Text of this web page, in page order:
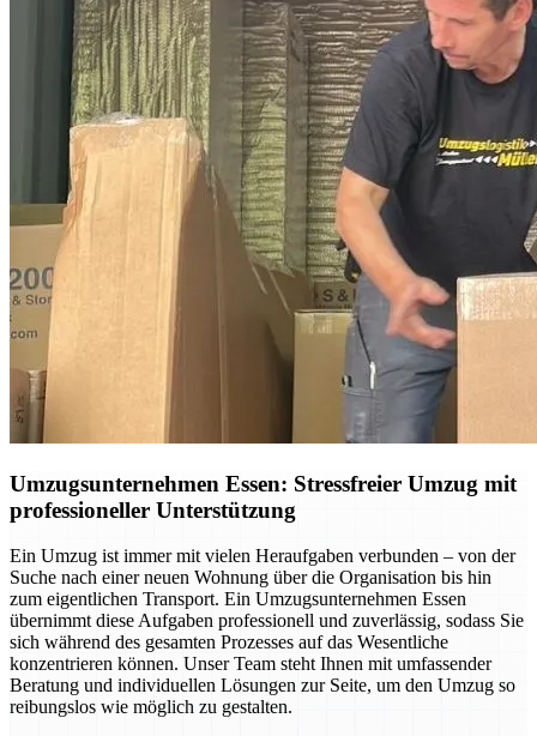
Umzugsunternehmen Essen: Stressfreier Umzug mit
professioneller Unterstützung
Ein Umzug ist immer mit vielen Heraufgaben verbunden – von der
Suche nach einer neuen Wohnung über die Organisation bis hin
zum eigentlichen Transport. Ein Umzugsunternehmen Essen
übernimmt diese Aufgaben professionell und zuverlässig, sodass Sie
sich während des gesamten Prozesses auf das Wesentliche
konzentrieren können. Unser Team steht Ihnen mit umfassender
Beratung und individuellen Lösungen zur Seite, um den Umzug so
reibungslos wie möglich zu gestalten.